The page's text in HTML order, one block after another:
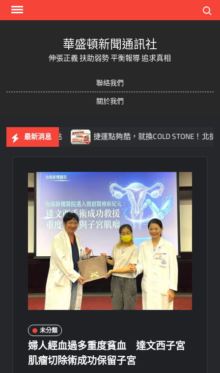
Skip
華盛頓新聞通訊社
伸張正義 扶助弱勢 平衡報導 追求真相
聯絡我們
關於我們
最新消息
潔成亮點 捷運點夠酷，就換COLD STONE！北捷會員
未分類
婦人經血過多重度貧血 達文西子宮
肌瘤切除術成功保留子宮